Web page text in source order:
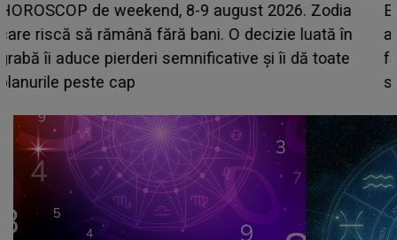
Emanuel a ținut ACEST DETALIU ASCUNS până
acum! În fața Alexandrei, concurentul din Casa Iubirii
face o MĂRTURISIRE NEAȘTEPTATĂ despre mama
sa: "I-am spus și ei în față, eu nu te iubesc pentru